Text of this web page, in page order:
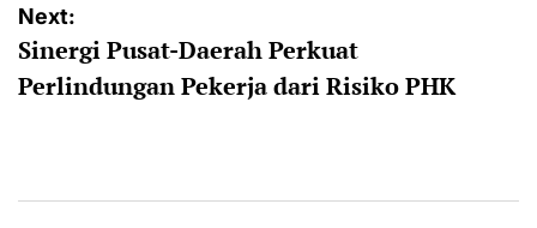
Next:
Sinergi Pusat-Daerah Perkuat
Perlindungan Pekerja dari Risiko PHK